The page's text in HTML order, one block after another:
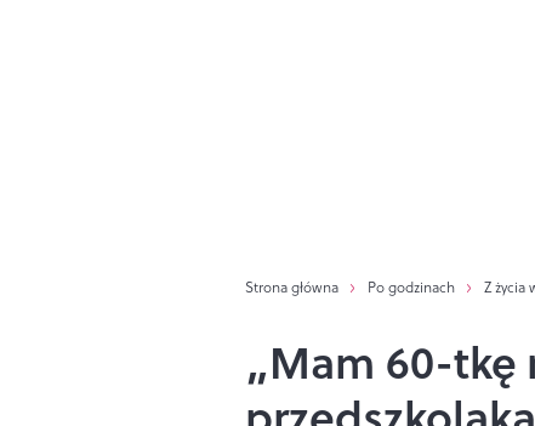
Strona główna Po godzinach Z życia
„Mam 60-tkę